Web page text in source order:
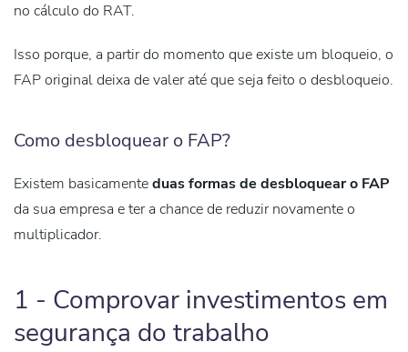
no cálculo do RAT.
Isso porque, a partir do momento que existe um bloqueio, o
FAP original deixa de valeraté que seja feito o desbloqueio.
Como desbloquear o FAP?
Existem basicamenteduas formasde desbloquear o FAP
da sua empresa e ter a chance de reduzir novamente o
multiplicador.
1 - Comprovar investimentos em
segurança do trabalho